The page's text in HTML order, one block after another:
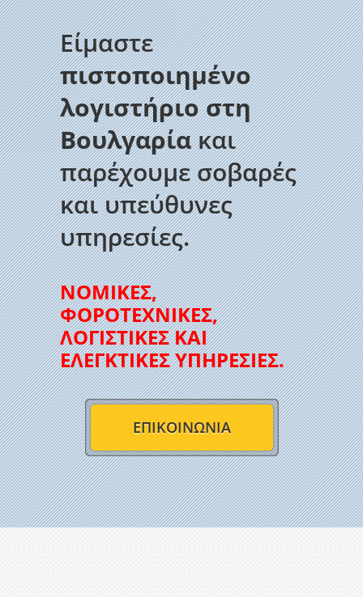
Είμαστε
πιστοποιημένο
λογιστήριο στη
Βουλγαρίακαι
παρέχουμε σοβαρές
και υπεύθυνες
υπηρεσίες.
ΝΟΜΙΚΕΣ,
ΦΟΡΟΤΕΧΝΙΚΕΣ,
ΛΟΓΙΣΤΙΚΕΣ ΚΑΙ
ΕΛΕΓΚΤΙΚΕΣ ΥΠΗΡΕΣΙΕΣ.
ΕΠΙΚΟΙΝΩΝΙΑ